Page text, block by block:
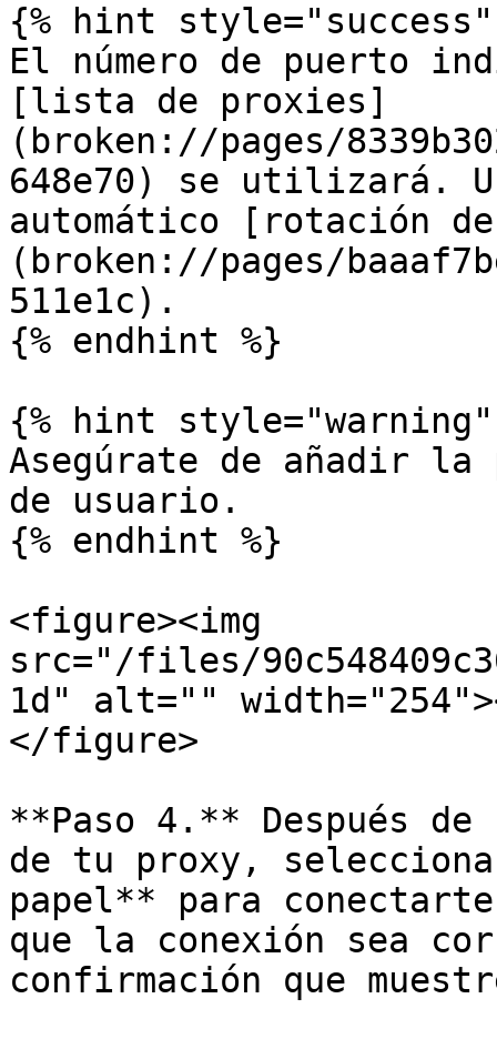
{% hint style="success"
El número de puerto
[lista de proxies]
(broken://pages/
648e70) se utilizará.
automático [rotación
(broken://pages/
511e1c).
{% endhint %}
{% hint style="warning"
Asegúrate de añadir
de usuario.
{% endhint %}
<figure><img
src="/files/
1d" alt=""
</figure>
**Paso 4.** Después
de tu proxy,
papel** para
que la conexión sea
confirmación que